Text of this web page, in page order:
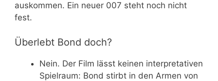
auskommen. Ein neuer 007 steht noch nicht
fest.
Überlebt Bond doch?
Nein. Der Film lässt keinen interpretativen
Spielraum: Bond stirbt in den Armen von